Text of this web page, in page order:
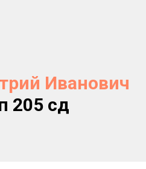
Иванович
205 сд